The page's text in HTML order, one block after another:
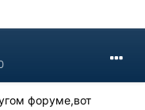
форуме,вот